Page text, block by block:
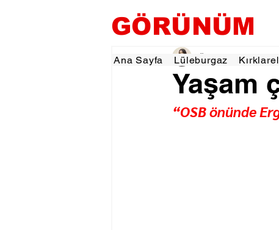
GÖRÜNÜM
Ana Sayfa Lüleburgaz
Yaşam
Özlem KARAKOYUN
“OSB önünde